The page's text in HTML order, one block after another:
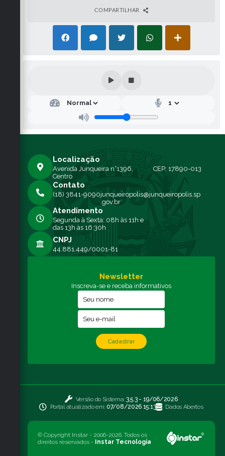
esclarecimentos e informações serão prestados pela
Comissão Municipal Permanente de Licitação, nos dias
de expediente, no horário das 08h00 às 11h00 e das
13h00 às 16h30, na Avenida Junqueira, n° 1396, ou
através do telefone (18) 3841-9090. Junqueirópolis/SP,
23 de agosto de 2021.JOSEMAR DE SOUZA –
PREFEITURA MUNICIPAL DE JUNQUEIRÓPOLIS
Informa ATA DE ABERTURA E JULGAMENTO DOS
DOCUMENTOS E PROPOSTAS -CONCORRÊNCIA
PÚBLICA Nº 007/2021- PROCESSO Nº 101/2021
Informamos que foi aberto o prazo previsto no inciso I,
interposição de eventual recurso. Ata disponível no
site:
http://www.junqueiropolis.sp.gov.br
Junqueirópolis, 28 de setembro de 2021.
RichelderComaducci da Silva
Presidente
Comissão Municipal Permanente de Licitação
COMPARTILHAR
Localização
Avenida Junqueira n°1396,
Centro
CEP: 17890-013
Contato
(18) 3841-9090junqueiropolis@junqueiropolis.sp
.gov.br
Atendimento
Segunda à Sexta: 08h às 11h e
das 13h às 16:30h
CNPJ
44.881.449/0001-81
Newsletter
Inscreva-se e receba informativos
Cadastrar
Versão do Sistema:3.5.3 - 19/06/2026
Portal atualizado em: 07/08/2026 15:13 Dados Abertos
© Copyright Instar - 2006-2026. Todos os
direitos reservados - Instar Tecnologia